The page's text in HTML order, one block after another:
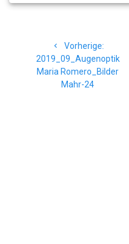
Vorherige:
Beitrag:
2019_09_Augenoptik
Maria Romero_Bilder
Mahr-24